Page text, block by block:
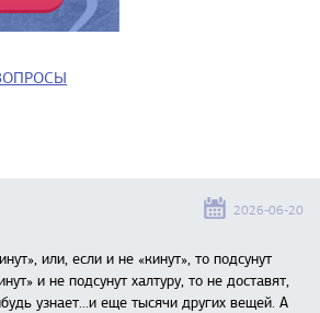
2026-06-20
или, если и не «кинут», то подсунут
и не подсунут халтуру, то не доставят,
узнает...и еще тысячи других вещей. А